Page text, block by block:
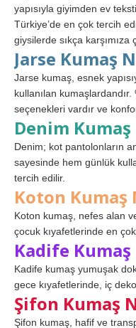
yapısıyla giyimden ev
Türkiye’de en çok tercih
giysilerde sıkça karşımıza
Jarse Kumaş
Jarse kumaş, esnek
kullanılan
seçenekleri vardır ve
Denim
Denim; kot pantolonların
sayesinde hem günlük
tercih edilir.
Koton Kumaş
Koton kumaş, nefes alan
çocuk kıyafetlerinde en
Kadife
Kadife kumaş yumuşak
gece kıyafetlerinde, iç
Şifon Kumaş
Şifon kumaş, hafif ve